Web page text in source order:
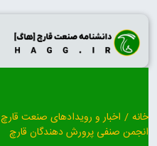
Skip
content
خانه / اخبار و رویدادهای صنعت قارچ
انجمن صنفی پرورش دهندگان قارچ